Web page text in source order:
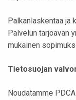
Palkanlaskentaa ja
Palvelun tarjoavan
mukainen
Tietosuojan
Noudatamme